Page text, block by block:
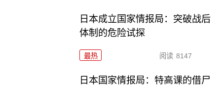
日本成立国家情报局：突破战后
体制的危险试探
最热 阅读 8147
日本国家情报局：特高课的借尸